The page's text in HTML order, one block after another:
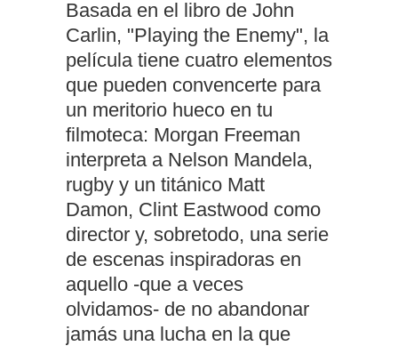
Basada en el libro de John
Carlin, "Playing the Enemy", la
película tiene cuatro elementos
que pueden convencerte para
un meritorio hueco en tu
filmoteca: Morgan Freeman
interpreta a Nelson Mandela,
rugby y un titánico Matt
Damon, Clint Eastwood como
director y, sobretodo, una serie
de escenas inspiradoras en
aquello -que a veces
olvidamos- de no abandonar
jamás una lucha en la que